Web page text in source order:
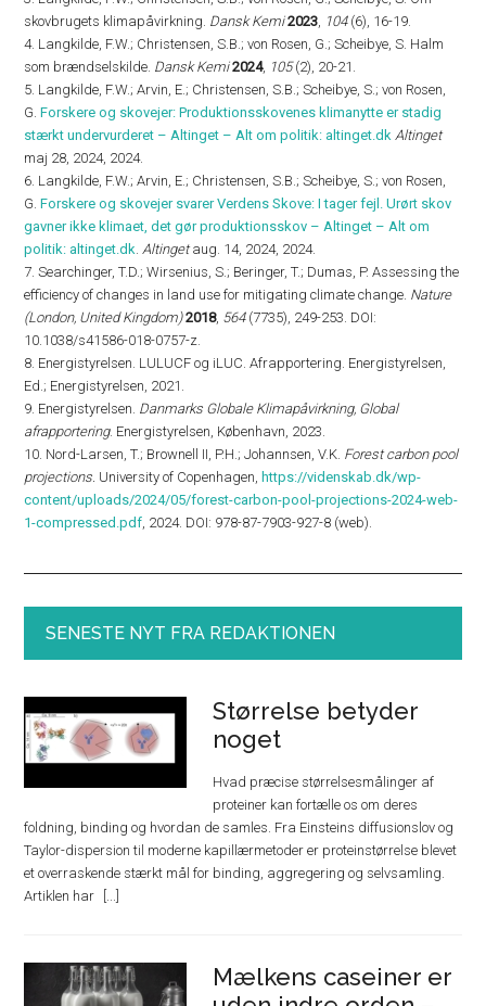
skovbrugets klimapåvirkning. Dansk Kemi2023, 104(6), 16-19.
4. Langkilde, F.W.; Christensen, S.B.; von Rosen, G.; Scheibye, S. Halm
som brændselskilde. Dansk Kemi2024, 105(2), 20-21.
5. Langkilde, F.W.; Arvin, E.; Christensen, S.B.; Scheibye, S.; von Rosen,
G.Forskere og skovejer: Produktionsskovenes klimanytte er stadig
stærkt undervurderet – Altinget – Alt om politik: altinget.dk Altinget
maj 28, 2024, 2024.
6. Langkilde, F.W.; Arvin, E.; Christensen, S.B.; Scheibye, S.; von Rosen,
G.Forskere og skovejer svarer Verdens Skove: I tager fejl. Urørt skov
gavner ikke klimaet, det gør produktionsskov – Altinget – Alt om
politik: altinget.dk.Altingetaug. 14, 2024, 2024.
7. Searchinger, T.D.; Wirsenius, S.; Beringer, T.; Dumas, P. Assessing the
efficiency of changes in land use for mitigating climate change. Nature
(London, United Kingdom)2018, 564(7735), 249-253. DOI:
10.1038/s41586-018-0757-z.
8. Energistyrelsen. LULUCF og iLUC. Afrapportering. Energistyrelsen,
Ed.; Energistyrelsen, 2021.
9. Energistyrelsen. Danmarks Globale Klimapåvirkning, Global
afrapportering. Energistyrelsen, København, 2023.
10. Nord-Larsen, T.; Brownell II, P.H.; Johannsen, V.K. Forest carbon pool
projections. University of Copenhagen, https://videnskab.dk/wp-
content/uploads/2024/05/forest-carbon-pool-projections-2024-web-
1-compressed.pdf, 2024. DOI: 978-87-7903-927-8 (web).
SENESTE NYT FRA REDAKTIONEN
Størrelse betyder
noget
Hvad præcise størrelsesmålinger af
proteiner kan fortælle os om deres
foldning, binding og hvordan de samles. Fra Einsteins diffusionslov og
Taylor-dispersion til moderne kapillærmetoder er proteinstørrelse blevet
et overraskende stærkt mål for binding, aggregering og selvsamling.
Artiklen har
Mælkens caseiner er